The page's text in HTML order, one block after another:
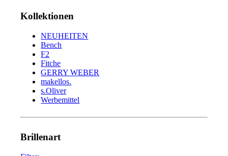
Kollektionen
NEUHEITEN
Bench
F2
Fitche
GERRY WEBER
makellos.
s.Oliver
Werbemittel
Brillenart